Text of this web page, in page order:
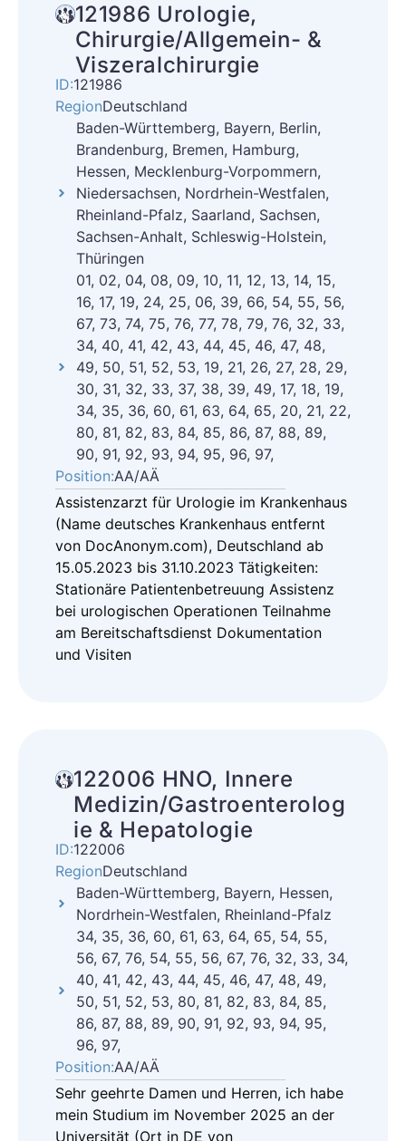
121986 Urologie,
Chirurgie/Allgemein- &
Viszeralchirurgie
ID:121986
RegionDeutschland
Baden-Württemberg, Bayern, Berlin,
Brandenburg, Bremen, Hamburg,
Hessen, Mecklenburg-Vorpommern,
Niedersachsen, Nordrhein-Westfalen,
Rheinland-Pfalz, Saarland, Sachsen,
Sachsen-Anhalt, Schleswig-Holstein,
Thüringen
01, 02, 04, 08, 09, 10, 11, 12, 13, 14, 15,
16, 17, 19, 24, 25, 06, 39, 66, 54, 55, 56,
67, 73, 74, 75, 76, 77, 78, 79, 76, 32, 33,
34, 40, 41, 42, 43, 44, 45, 46, 47, 48,
49, 50, 51, 52, 53, 19, 21, 26, 27, 28, 29,
30, 31, 32, 33, 37, 38, 39, 49, 17, 18, 19,
34, 35, 36, 60, 61, 63, 64, 65, 20, 21, 22,
80, 81, 82, 83, 84, 85, 86, 87, 88, 89,
90, 91, 92, 93, 94, 95, 96, 97,
Position:AA/AÄ
Assistenzarzt für Urologie im Krankenhaus
(Name deutsches Krankenhaus entfernt
von DocAnonym.com), Deutschland ab
15.05.2023 bis 31.10.2023 Tätigkeiten:
Stationäre Patientenbetreuung Assistenz
bei urologischen Operationen Teilnahme
am Bereitschaftsdienst Dokumentation
und Visiten
122006 HNO, Innere
Medizin/Gastroenterolog
ie & Hepatologie
ID:122006
RegionDeutschland
Baden-Württemberg, Bayern, Hessen,
Nordrhein-Westfalen, Rheinland-Pfalz
34, 35, 36, 60, 61, 63, 64, 65, 54, 55,
56, 67, 76, 54, 55, 56, 67, 76, 32, 33, 34,
40, 41, 42, 43, 44, 45, 46, 47, 48, 49,
50, 51, 52, 53, 80, 81, 82, 83, 84, 85,
86, 87, 88, 89, 90, 91, 92, 93, 94, 95,
96, 97,
Position:AA/AÄ
Sehr geehrte Damen und Herren, ich habe
mein Studium im November 2025 an der
Universität (Ort in DE von